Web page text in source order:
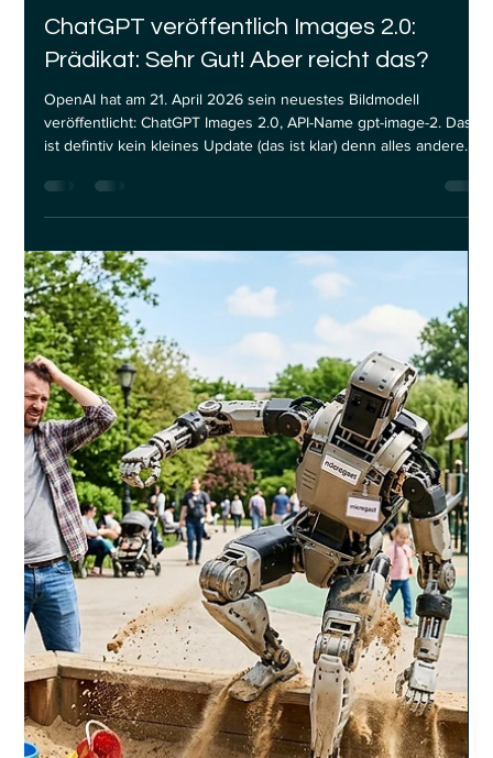
Stephan Waltl
23. Apr.
3 Min. Lesezeit
ChatGPT veröffentlich Images 2.0:
Prädikat: Sehr Gut! Aber reicht das?
OpenAI hat am 21. April 2026 sein neuestes Bildmodell
veröffentlicht: ChatGPT Images 2.0, API-Name gpt-image-2. Das
ist defintiv kein kleines Update (das ist klar) denn alles andere
wäre einer Katastrophe für ChatGPT gleichgekommen! Aber
bevor man in Jubelschreie ausbricht, sollte man sich erst mal
anschauen, was wirklich dahintersteckt.